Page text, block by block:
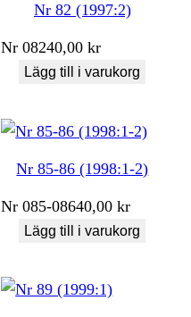
Nr 82 (1997:2)
Nr 08240,00kr
Lägg till i varukorg
Nr 85-86 (1998:1-2)
Nr 085-08640,00kr
Lägg till i varukorg